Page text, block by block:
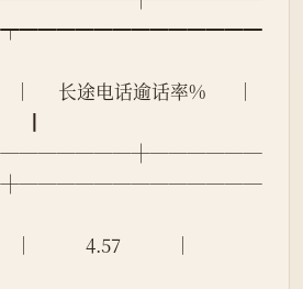
│      长途电话逾话率%       │
┃
│            4.57            │